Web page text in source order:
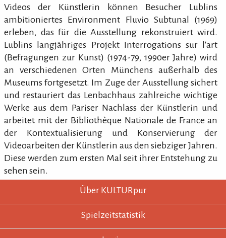
Videos der Künstlerin können Besucher Lublins
ambitioniertes Environment Fluvio Subtunal (1969)
erleben, das für die Ausstellung rekonstruiert wird.
Lublins langjähriges Projekt Interrogations sur l'art
(Befragungen zur Kunst) (1974-79, 1990er Jahre) wird
an verschiedenen Orten Münchens außerhalb des
Museums fortgesetzt. Im Zuge der Ausstellung sichert
und restauriert das Lenbachhaus zahlreiche wichtige
Werke aus dem Pariser Nachlass der Künstlerin und
arbeitet mit der Bibliothèque Nationale de France an
der Kontextualisierung und Konservierung der
Videoarbeiten der Künstlerin aus den siebziger Jahren.
Diese werden zum ersten Mal seit ihrer Entstehung zu
sehen sein.
KULTURpur - wissen wo was läuft.
KULTURpur FooterÜber KULTURpur
Spielzeitstatistik